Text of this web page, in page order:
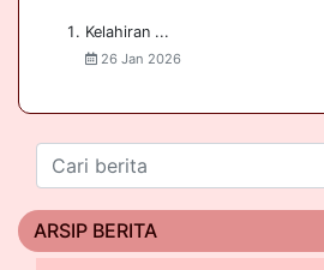
Kelahiran ...
26 Jan 2026
ARSIP BERITA